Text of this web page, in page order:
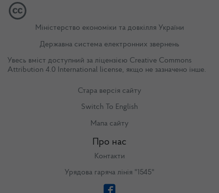
Міністерство економіки та довкілля України
Державна система електронних звернень
Увесь вміст доступний за ліцензією Creative Commons
Attribution 4.0 International license, якщо не зазначено інше.
Стара версія сайту
Switch To English
Мапа сайту
Про нас
Контакти
Урядова гаряча лінія "1545"